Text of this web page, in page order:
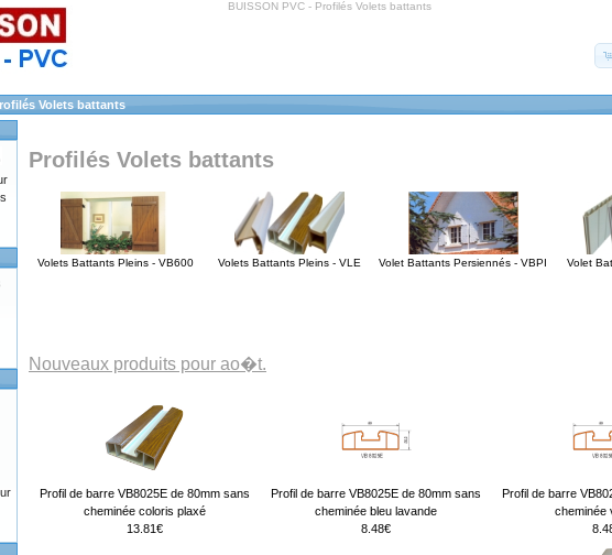
BUISSON PVC - Profilés Volets battants
Volets battants
Profilés Volets battants
Volets Battants Pleins - VB600 Volets Battants Pleins - VLE Volet Battants Persiennés - VBPI
Volet
Nouveaux produits pour ao�t.
Profil de barre VB8025E de 80mm sans
cheminée coloris plaxé
13.81€
Profil de barre VB8025E de 80mm sans
cheminée bleu lavande
8.48€
Profil de barre
cheminée